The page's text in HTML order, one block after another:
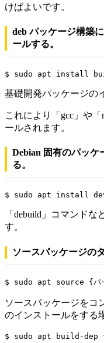
けばよいです。
deb パッケージ構築
ールする。
$ sudo apt install
基礎開発パッケージの
これにより「gcc」や
ールされます。
Debian 固有のパッケ
る。
$ sudo apt install
「debuild」コマンド
す。
ソースパッケージの
$ sudo apt source {パ
ソースパッケージをコ
のインストールをする
$ sudo apt build-dep {